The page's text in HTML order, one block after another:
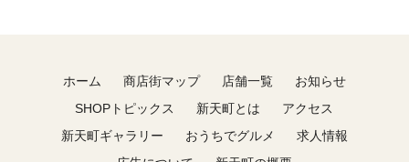
ホーム 商店街マップ 店舗一覧
お知らせ
SHOPトピックス
新天町とは
アクセス
新天町ギャラリー
おうちでグルメ
求人情報